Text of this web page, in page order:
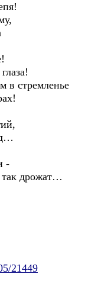
в стремленье
-
дрожат…
21449